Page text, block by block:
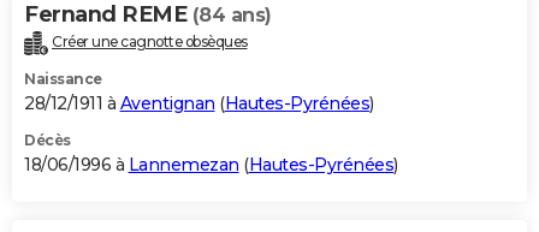
Fernand REME (84 ans)
Créer une cagnotte obsèques
Naissance
28/12/1911 à Aventignan (Hautes-Pyrénées)
Décès
18/06/1996 à Lannemezan (Hautes-Pyrénées)